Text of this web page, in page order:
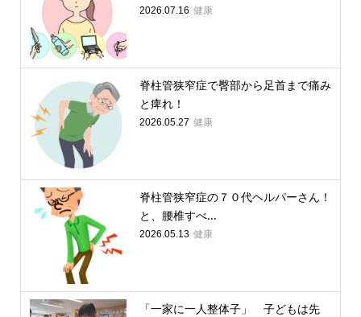
2026.07.16 健康
脊柱管狭窄症で臀部から足首まで痛み
と痺れ！
2026.05.27 健康
脊柱管狭窄症の７０代ヘルパーさん！
と、腰椎すべ...
2026.05.13 健康
「一家に一人整体子」 子どもは先